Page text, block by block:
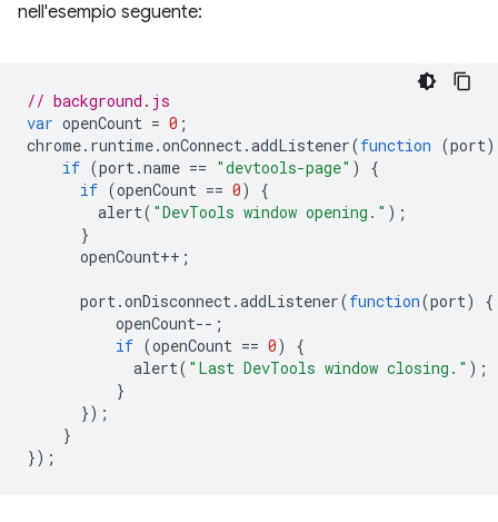
nell'esempio seguente:
// background.js
var openCount = 0 ;
chrome. runtime.onConnect.addListener(function (port)
if (port.name == "devtools-page" )
{
if (openCount == 0)
{
alert( "DevTools window opening." );
}
openCount++ ;
port.onDisconnect.addListener(function(port)
{
openCount-- ;
if (openCount == 0)
{
alert( "Last DevTools window closing." );
}
});
}
});